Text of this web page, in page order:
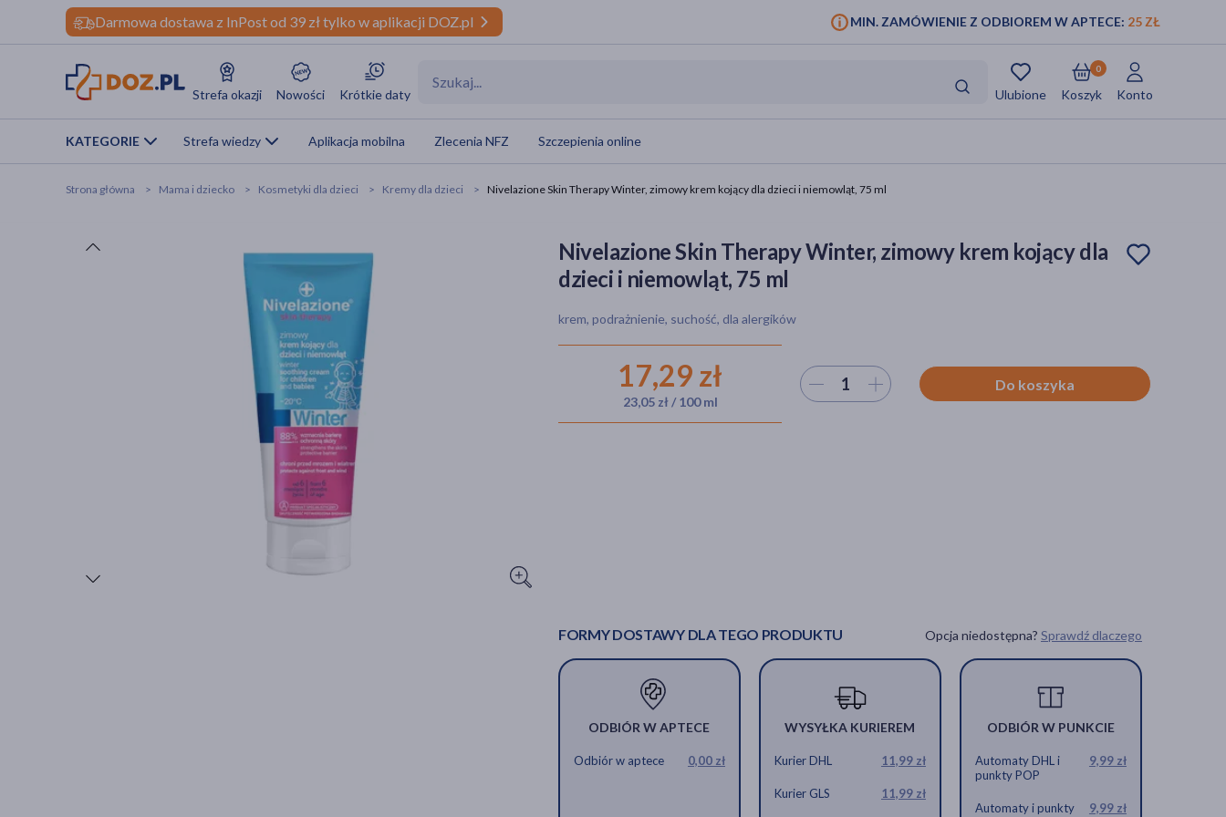
Darmowa dostawa z InPost od 39 zł tylko w aplikacji DOZ.pl MIN. ZAMÓWIENIE Z ODBIOREM W APTECE: 25 ZŁ
Strefa okazji Nowości Krótkie daty Ulubione Koszyk
0
Konto
KATEGORIE Strefa wiedzy Aplikacja mobilna Zlecenia NFZ Szczepienia online
Strona główna Mama i dziecko Kosmetyki dla dzieci Kremy dla dzieci Nivelazione Skin Therapy Winter, zimowy krem kojący dla dzieci i niemowląt, 75 ml
Nivelazione Skin Therapy Winter, zimowy krem kojący dla
dzieci i niemowląt, 75 ml
krem, podrażnienie, suchość, dla alergików
17,29 zł
23,05 zł / 100 ml
Wybierz ilość Do koszyka
FORMY DOSTAWY DLA TEGO PRODUKTU Opcja niedostępna? Sprawdź dlaczego
ODBIÓR W APTECE
Odbiór w aptece 0,00 zł
WYSYŁKA KURIEREM
Kurier DHL 11,99 zł
Kurier GLS 11,99 zł
ODBIÓR W PUNKCIE
Automaty DHL i
punkty POP
9,99 zł
Automaty i punkty
9,99 zł